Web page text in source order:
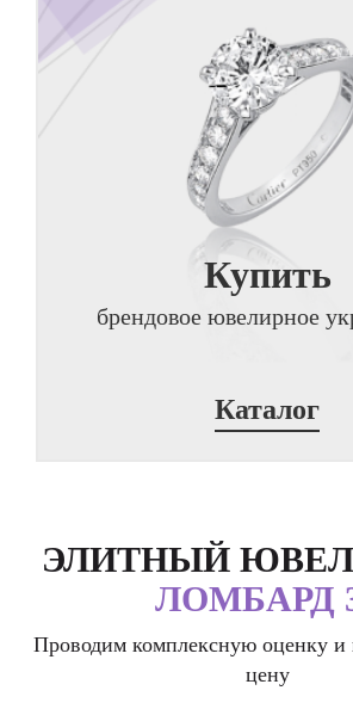
Купить
брендовое ювелирное
Каталог
ЭЛИТНЫЙ
ЛОМБАРД
Проводим комплексную оценку
цену